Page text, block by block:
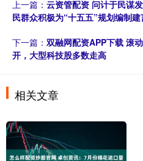
上一篇： 云资管配资 问计于民谋
民群众积极为“十五五”规划编制
下一篇： 双融网配资APP下载 滚
开，大型科技股多数走高
相关文章